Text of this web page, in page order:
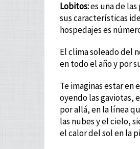
Lobitos:es una de
sus características
hospedajes es
El clima soleado del
en todo el año y por
Te imaginas estar en
oyendo las gaviotas,
por allá, en la línea
las nubes y el cielo,
el calor del sol en la